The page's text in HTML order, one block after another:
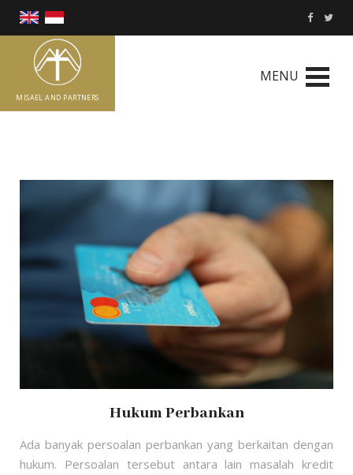
MISAEL AND PARTNERS
MENU
Hukum Perbankan
Ada banyak persoalan perbankan yang berkaitan dengan
hukum. Persoalan tersebut antara lain masalah kredit